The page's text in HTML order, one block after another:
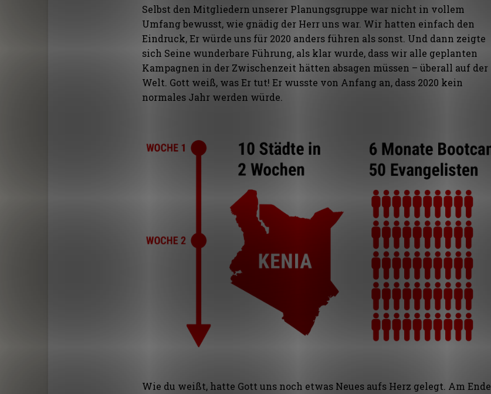
Selbst den Mitgliedern unserer Planungsgruppe war nicht in vollem
Umfang bewusst, wie gnädig der Herr uns war. Wir hatten einfach den
Eindruck, Er würde uns für 2020 anders führen als sonst. Und dann zeigte
sich Seine wunderbare Führung, als klar wurde, dass wir alle geplanten
Kampagnen in der Zwischenzeit hätten absagen müssen – überall auf der
Welt. Gott weiß, was Er tut! Er wusste von Anfang an, dass 2020 kein
normales Jahr werden würde.
Wie du weißt, hatte Gott uns noch etwas Neues aufs Herz gelegt. Am Ende